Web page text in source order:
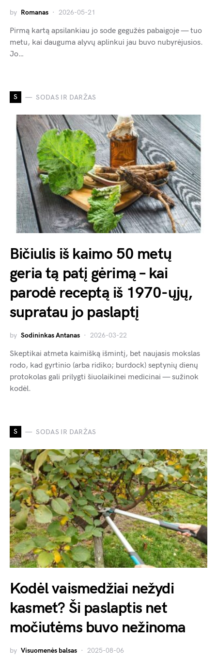
by Romanas 2026-05-21
Pirmą kartą apsilankiau jo sode gegužės pabaigoje — tuo
metu, kai dauguma alyvų aplinkui jau buvo nubyrėjusios.
Jo…
S SODAS IR DARŽAS
Bičiulis iš kaimo 50 metų
geria tą patį gėrimą – kai
parodė receptą iš 1970-ųjų,
supratau jo paslaptį
by Sodininkas Antanas 2026-03-22
Skeptikai atmeta kaimišką išmintį, bet naujasis mokslas
rodo, kad gyrtinio (arba ridiko; burdock) septynių dienų
protokolas gali prilygti šiuolaikinei medicinai — sužinok
kodėl.
S SODAS IR DARŽAS
Kodėl vaismedžiai nežydi
kasmet? Ši paslaptis net
močiutėms buvo nežinoma
by Visuomenės balsas 2025-08-06